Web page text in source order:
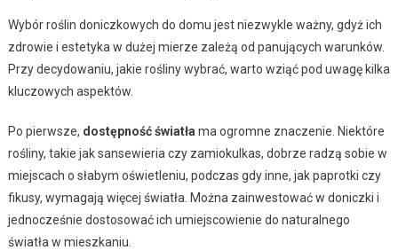
Wybór roślin doniczkowych do domu jest niezwykle ważny, gdyż ich
zdrowie i estetyka w dużej mierze zależą od panujących warunków.
Przy decydowaniu, jakie rośliny wybrać, warto wziąć pod uwagę kilka
kluczowych aspektów.
Po pierwsze, dostępność światła ma ogromne znaczenie. Niektóre
rośliny, takie jak sansewieria czy zamiokulkas, dobrze radzą sobie w
miejscach o słabym oświetleniu, podczas gdy inne, jak paprotki czy
fikusy, wymagają więcej światła. Można zainwestować w doniczki i
jednocześnie dostosować ich umiejscowienie do naturalnego
światła w mieszkaniu.